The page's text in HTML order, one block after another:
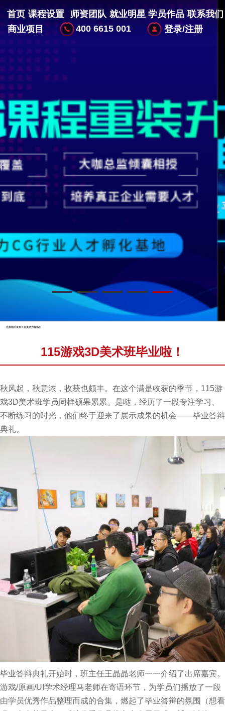
首页 课程设置 师资团队 就业明星 学员作品 联系我们
商业项目
400 6615 001 登录/注册
完美动力首页 > 完美动力资讯 >
115游戏3D美术班毕业啦！
秋风起，秋意浓，收获也颇丰。在这个满是收获的季节，115游
戏3D美术班学员同样硕果累累。是哒，经历了一段专注学习、
不断练习的时光，他们终于迎来了展示成果的机会——毕业答辩
典礼。
毕业答辩典礼开始时，班主任王晶晶老师一一介绍了出席嘉宾。
游戏/原画/UI学术经理马老师在寄语环节，为学员们播放了一段
由学员优秀作品整理而成的合集，燃起了毕业答辩的氛围（想看